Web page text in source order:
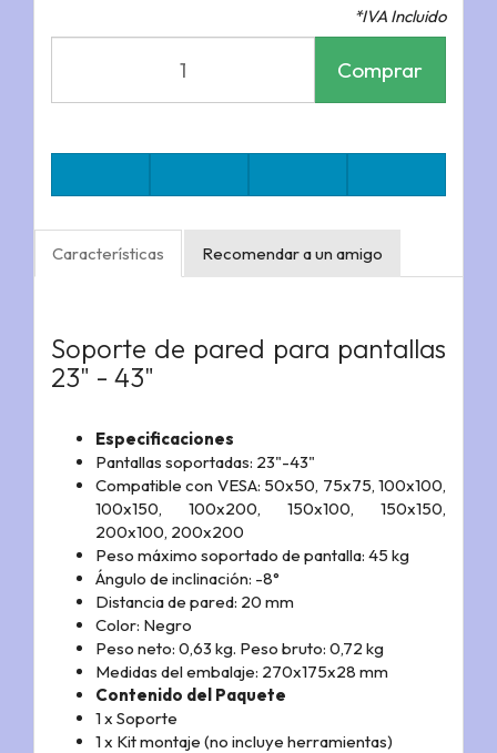
*IVA Incluido
Comprar
Características Recomendar a un amigo
Soporte de pared para pantallas
23" - 43"
Especificaciones
Pantallas soportadas: 23"-43"
Compatible con VESA: 50x50, 75x75, 100x100,
100x150, 100x200, 150x100, 150x150,
200x100, 200x200
Peso máximo soportado de pantalla: 45 kg
Ángulo de inclinación: -8°
Distancia de pared: 20 mm
Color: Negro
Peso neto: 0,63 kg. Peso bruto: 0,72 kg
Medidas del embalaje: 270x175x28 mm
Contenido del Paquete
1 x Soporte
1 x Kit montaje (no incluye herramientas)